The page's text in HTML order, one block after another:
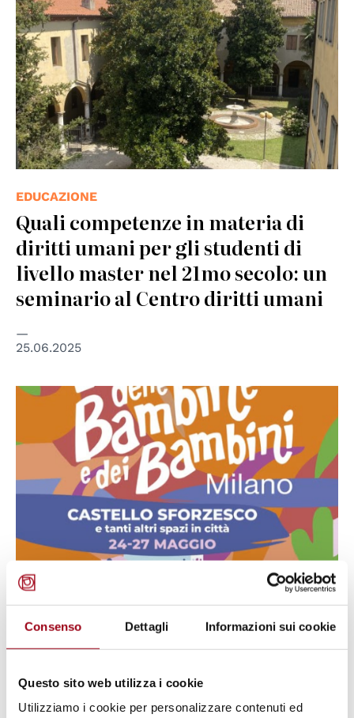
Consenso Dettagli Informazioni sui cookie
Questo sito web utilizza i cookie
Utilizziamo i cookie per personalizzare contenuti ed
EDUCAZIONE
Quali competenze in materia di
diritti umani per gli studenti di
livello master nel 21mo secolo: un
seminario al Centro diritti umani
25.06.2025
Settimana dei Diritti dell'infanzia
maggio - 1 giugno 2025